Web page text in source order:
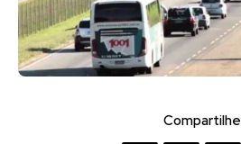
Compartilhe